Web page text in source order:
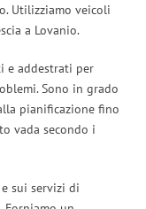
Utilizziamo veicoli
a Lovanio.
e addestrati per
Sono in grado
pianificazione fino
vada secondo i
sui servizi di